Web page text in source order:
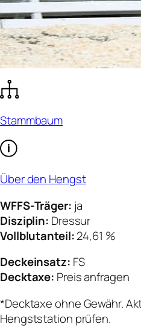
Stammbaum
Über den Hengst
WFFS-Träger: ja
Disziplin: Dressur
Vollblutanteil:24,61 %
Deckeinsatz: FS
Decktaxe: Preis anfragen
*Decktaxe ohne Gewähr.
Hengststation prüfen.